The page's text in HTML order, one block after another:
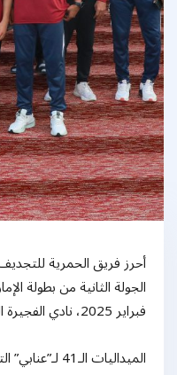
فبراير 2025، نادي الفجيرة الدولي للرياضات البحرية.